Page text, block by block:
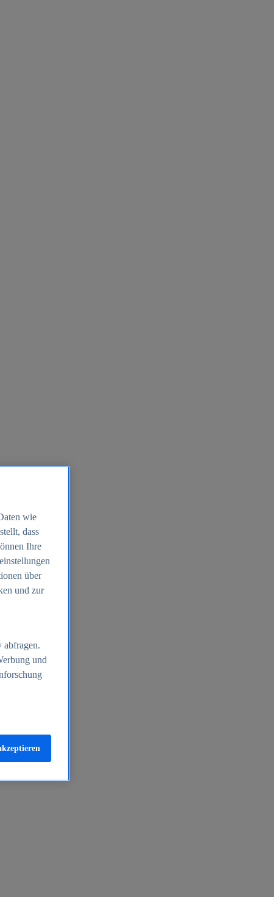
wie
dass
Ihre
über
und zur
abfragen.
und